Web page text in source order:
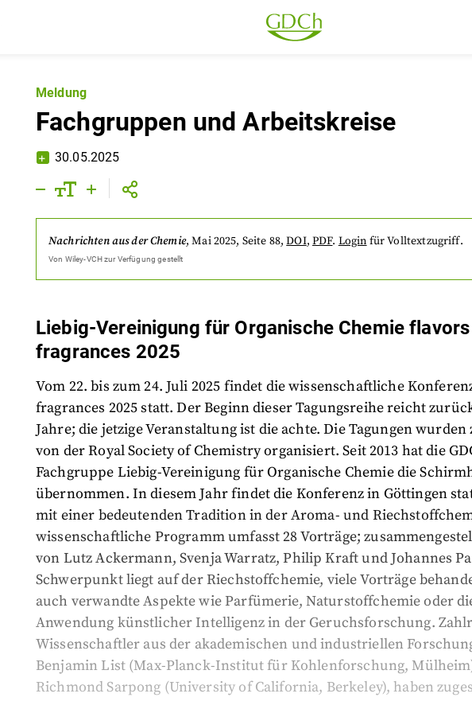
Meldung
Fachgruppen und Arbeitskreise
30.05.2025
Nachrichten aus der Chemie,Mai 2025, Seite 88,DOI,PDF. Login für Volltextzugriff.
Von Wiley-VCHzur Verfügung gestellt
Liebig-Vereinigung für Organische Chemie
fragrances 2025
Vom 22. bis zum 24. Juli 2025 findet die wissenschaftliche
fragrances 2025 statt. Der Beginn dieser Tagungsreihe reicht
Jahre; die jetzige Veranstaltung ist die achte. Die Tagungen wurden
von der Royal Society of Chemistry organisiert. Seit 2013 hat die
Fachgruppe Liebig-Vereinigung für Organische Chemie die
übernommen. In diesem Jahr findet die Konferenz in Göttingen
mit einer bedeutenden Tradition in der Aroma- und
wissenschaftliche Programm umfasst 28 Vorträge;
von Lutz Ackermann, Svenja Warratz, Philip Kraft und Johannes
Schwerpunkt liegt auf der Riechstoffchemie, viele Vorträge
auch verwandte Aspekte wie Parfümerie, Naturstoffchemie oder
Anwendung künstlicher Intelligenz in der Geruchsforschung.
Wissenschaftler aus der akademischen und industriellen
Benjamin List (Max-Planck-Institut für Kohlenforschung,
Richmond Sarpong (University of California, Berkeley), haben